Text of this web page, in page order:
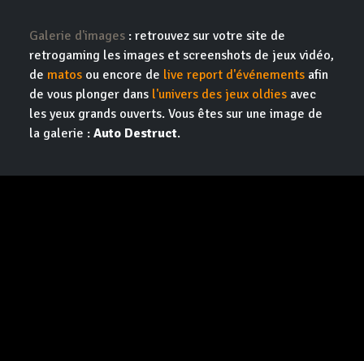
Galerie d'images : retrouvez sur votre site de
retrogaming les images et screenshots de jeux vidéo,
de matos ou encore de live report d'événements afin
de vous plonger dans l'univers des jeux oldies avec
les yeux grands ouverts. Vous êtes sur une image de
la galerie : Auto Destruct.